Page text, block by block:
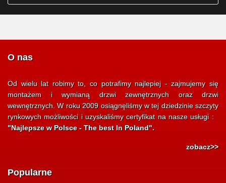
O nas
Od wielu lat robimy to, co potrafimy najlepiej - zajmujemy się
montażem i wymianą drzwi zewnętrznych oraz drzwi
wewnętrznych. W roku 2009 osiągnęliśmy w tej dziedzinie szczyty
rynkowych możliwości i uzyskaliśmy certyfikat na nasze usługi :
"Najlepsze w Polsce - The best In Poland".
zobacz>>
Popularne